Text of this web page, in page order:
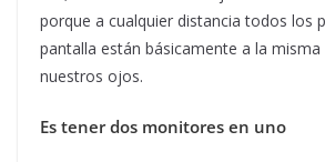
porque a cualquier distancia todos los
pantalla están básicamente a la misma
nuestros ojos.
Es tener dos monitores en uno